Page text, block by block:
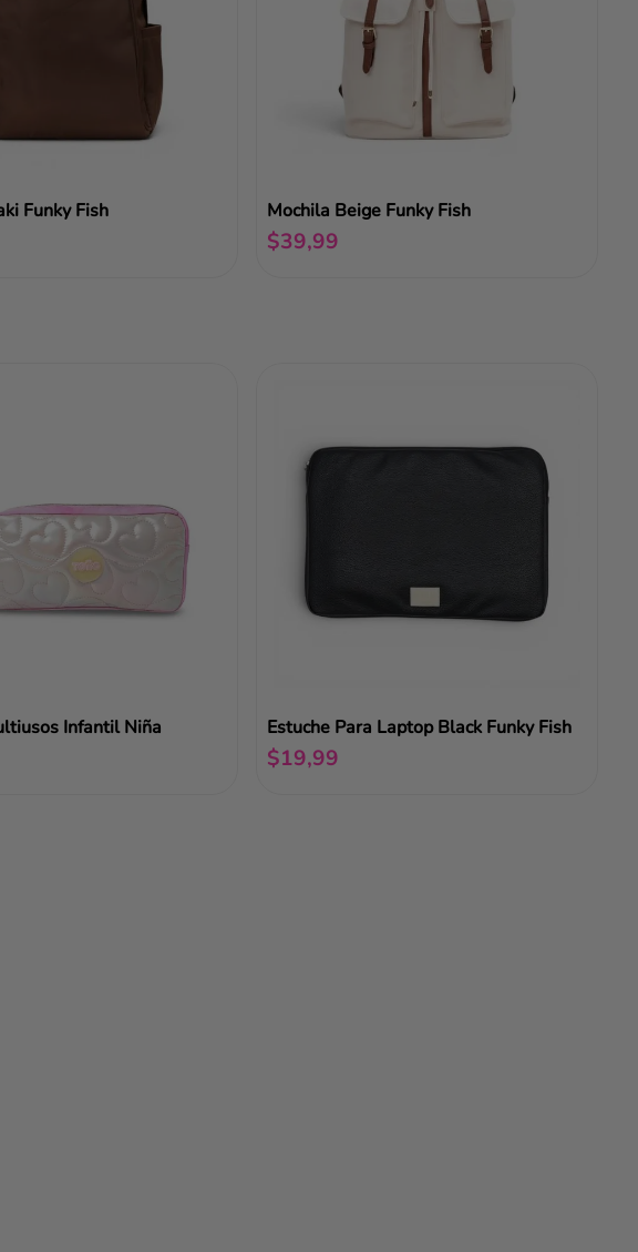
Funky Fish Mochila Beige Funky Fish
$39,99
Infantil Niña Estuche Para Laptop Black Funky Fish
$19,99